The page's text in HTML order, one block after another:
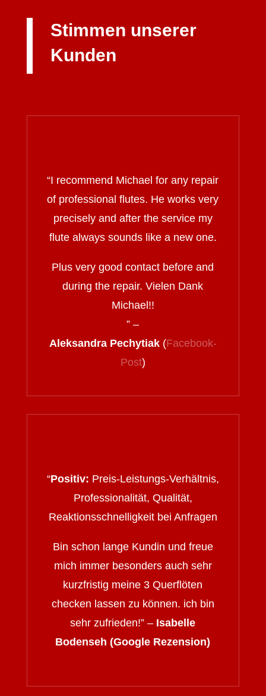
Stimmen unserer
Kunden
“I recommend Michael for any repair
of professional flutes. He works very
precisely and after the service my
flute always sounds like a new one.
Plus very good contact before and
during the repair. Vielen Dank
Michael!!
” –
Aleksandra Pechytiak(Facebook-
Post)
“Positiv: Preis-Leistungs-Verhältnis,
Professionalität, Qualität,
Reaktionsschnelligkeit bei Anfragen
Bin schon lange Kundin und freue
mich immer besonders auch sehr
kurzfristig meine 3 Querflöten
checken lassen zu können. ich bin
sehr zufrieden!” – Isabelle
Bodenseh (Google Rezension)